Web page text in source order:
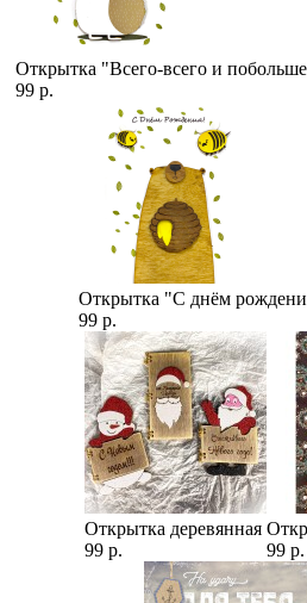
Открытка "Всего-всего и
99 р.
Открытка "С днём
99 р.
Открытка деревянная
99 р.
99 р.